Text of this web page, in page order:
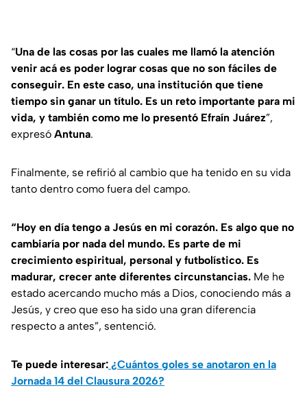
“Una de las cosas por las cuales me llamó la atención
venir acá es poder lograr cosas que no son fáciles de
conseguir. En este caso, una institución que tiene
tiempo sin ganar un título. Es un reto importante para mi
vida, y también como me lo presentó Efraín Juárez”,
expresó Antuna.
Finalmente, se refirió al cambio que ha tenido en su vida
tanto dentro como fuera del campo.
“Hoy en día tengo a Jesús en mi corazón. Es algo que no
cambiaría por nada del mundo. Es parte de mi
crecimiento espiritual, personal y futbolístico. Es
madurar, crecer ante diferentes circunstancias. Me he
estado acercando mucho más a Dios, conociendo más a
Jesús, y creo que eso ha sido una gran diferencia
respecto a antes”, sentenció.
Te puede interesar: ¿Cuántos goles se anotaron en la
Jornada 14 del Clausura 2026?